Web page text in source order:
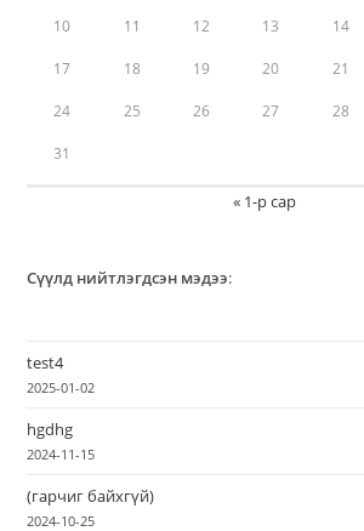
10 11 12 13 14
17 18 19 20 21
24 25 26 27 28
31
« 1-р сар
Сүүлд нийтлэгдсэн мэдээ:
test4
2025-01-02
hgdhg
2024-11-15
(гарчиг байхгүй)
2024-10-25